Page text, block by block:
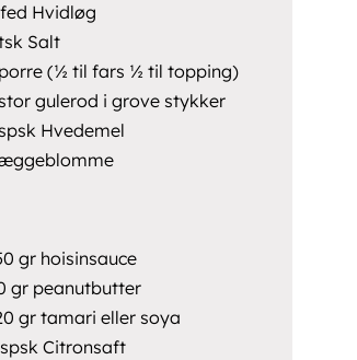
Hvidløg
Salt
(½ til fars ½ til topping)
gulerod i grove stykker
Hvedemel
gr hoisinsauce
gr peanutbutter
gr tamari eller soya
Citronsaft